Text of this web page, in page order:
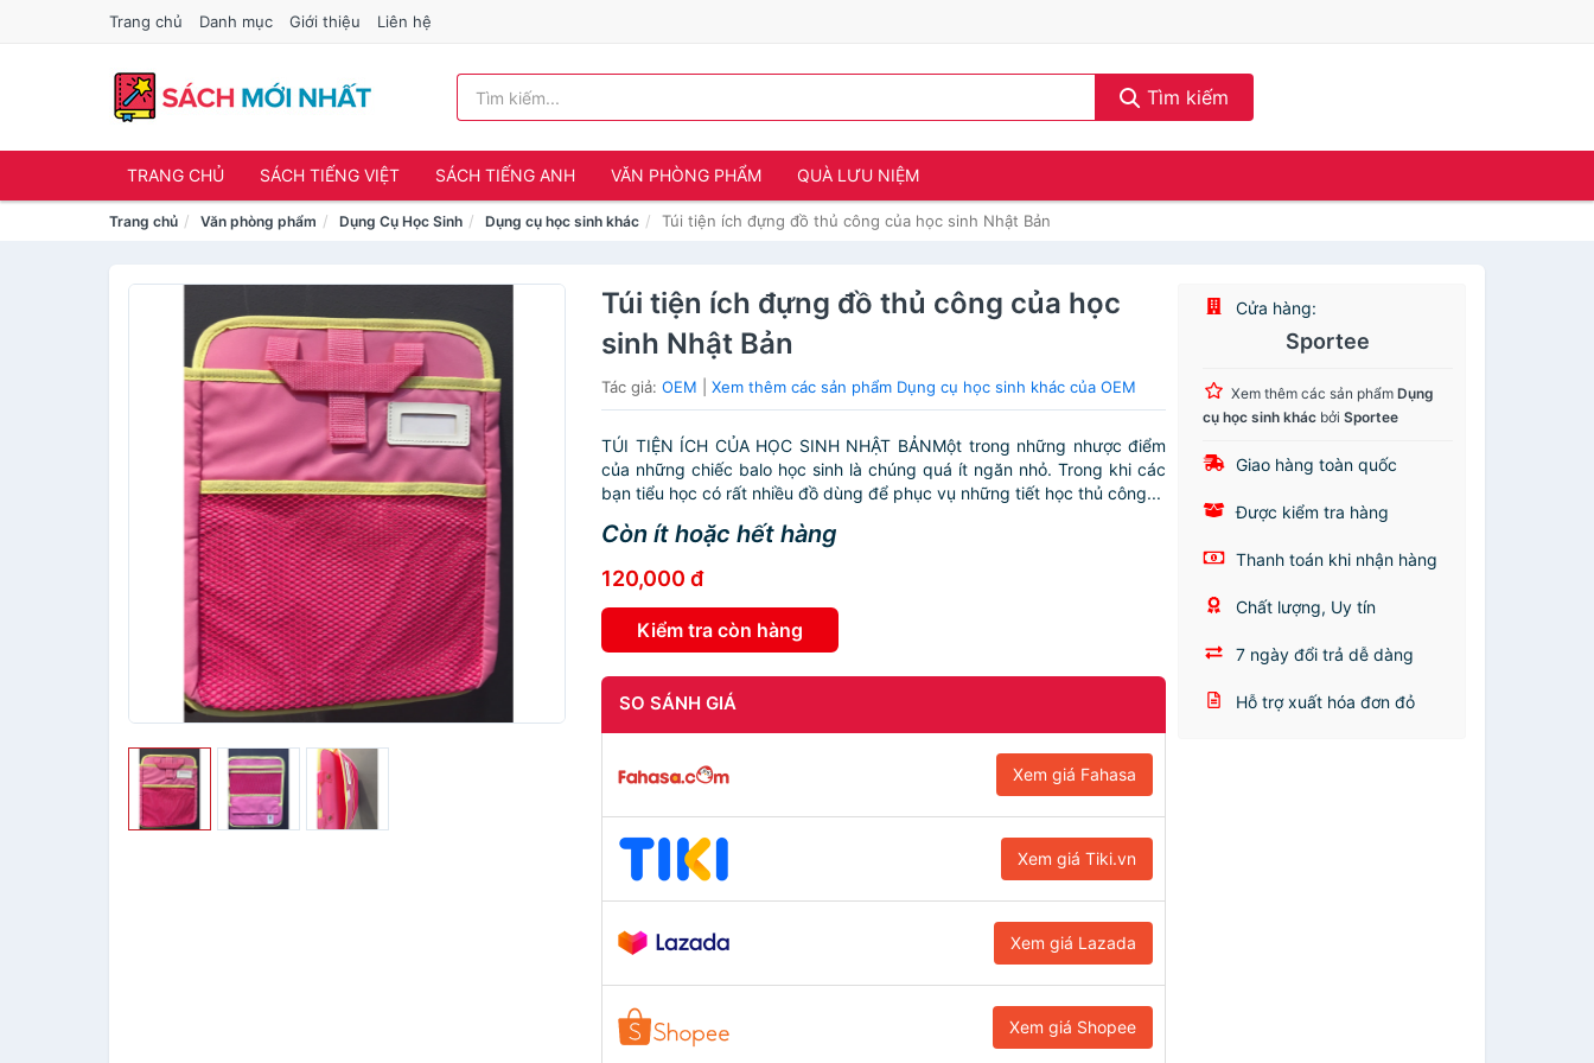
Trang chủ Danh mục Giới thiệu Liên hệ
Tìm kiếm
TRANG CHỦ SÁCH TIẾNG VIỆT SÁCH TIẾNG ANH VĂN PHÒNG PHẨM QUÀ LƯU NIỆM
Trang chủ Văn phòng phẩm Dụng Cụ Học Sinh Dụng cụ học sinh khác Túi tiện ích đựng đồ thủ công của học sinh Nhật Bản
Túi tiện ích đựng đồ thủ công của học
sinh Nhật Bản
Tác giả:OEM |Xem thêm các sản phẩm Dụng cụ học sinh khác của OEM
TÚI TIỆN ÍCH CỦA HỌC SINH NHẬT BẢNMột trong những nhược điểm
của những chiếc balo học sinh là chúng quá ít ngăn nhỏ. Trong khi các
bạn tiểu học có rất nhiều đồ dùng để phục vụ những tiết học thủ công...
Còn ít hoặc hết hàng
120,000 đ
Kiểm tra còn hàng
SO SÁNH GIÁ
Xem giá Fahasa
Xem giá Tiki.vn
Xem giá Lazada
Xem giá Shopee
Cửa hàng:
Sportee
Xem thêm các sản phẩmDụng
cụ học sinh khác bởiSportee
Giao hàng toàn quốc
Được kiểm tra hàng
Thanh toán khi nhận hàng
Chất lượng, Uy tín
7 ngày đổi trả dễ dàng
Hỗ trợ xuất hóa đơn đỏ